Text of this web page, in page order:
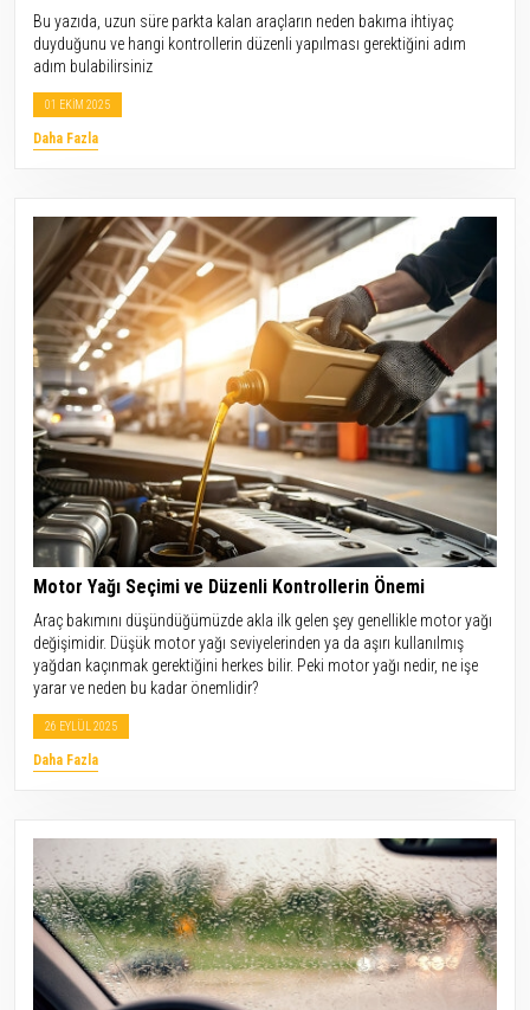
Bu yazıda, uzun süre parkta kalan araçların neden bakıma ihtiyaç
duyduğunu ve hangi kontrollerin düzenli yapılması gerektiğini adım
adım bulabilirsiniz
01 EKİM 2025
Daha Fazla
Motor Yağı Seçimi ve Düzenli Kontrollerin Önemi
Araç bakımını düşündüğümüzde akla ilk gelen şey genellikle motor yağı
değişimidir. Düşük motor yağı seviyelerinden ya da aşırı kullanılmış
yağdan kaçınmak gerektiğini herkes bilir. Peki motor yağı nedir, ne işe
yarar ve neden bu kadar önemlidir?
26 EYLÜL 2025
Daha Fazla